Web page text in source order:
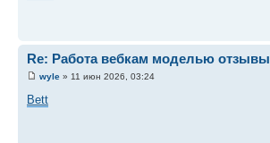
Re: Работа вебкам моделью отзывы
wyle » 11 июн 2026, 03:24
Bett